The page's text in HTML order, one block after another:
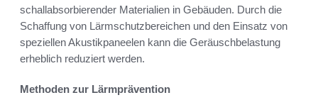
schallabsorbierender Materialien in Gebäuden. Durch die
Schaffung von Lärmschutzbereichen und den Einsatz von
speziellen Akustikpaneelen kann die Geräuschbelastung
erheblich reduziert werden.
Methoden zur Lärmprävention